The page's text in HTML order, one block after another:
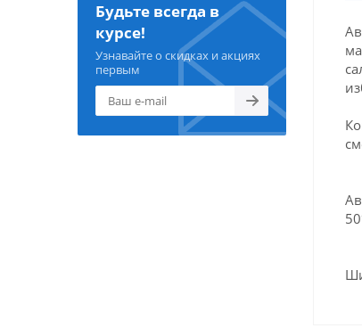
Будьте всегда в
курсе!
Узнавайте о скидках и акциях
первым